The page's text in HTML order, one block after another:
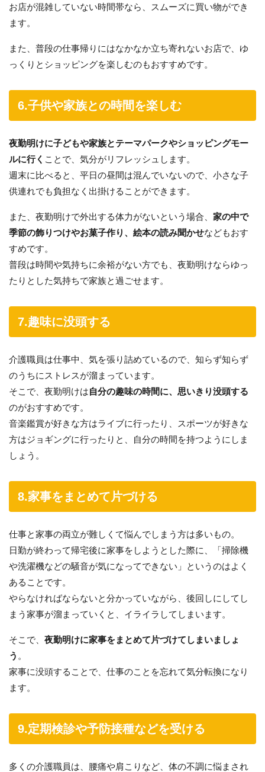
お店が混雑していない時間帯なら、スムーズに買い物ができ
ます。
また、普段の仕事帰りにはなかなか立ち寄れないお店で、ゆ
っくりとショッピングを楽しむのもおすすめです。
6.子供や家族との時間を楽しむ
夜勤明けに子どもや家族とテーマパークやショッピングモー
ルに行く ことで、気分がリフレッシュします。
週末に比べると、平日の昼間は混んでいないので、小さな子
供連れでも負担なく出掛けることができます。
また、夜勤明けで外出する体力がないという場合、 家の中で
季節の飾りつけやお菓子作り、絵本の読み聞かせなどもおす
すめです。
普段は時間や気持ちに余裕がない方でも、夜勤明けならゆっ
たりとした気持ちで家族と過ごせます。
7.趣味に没頭する
介護職員は仕事中、気を張り詰めているので、知らず知らず
のうちにストレスが溜まっています。
そこで、夜勤明けは自分の趣味の時間に、思いきり没頭する
のがおすすめです。
音楽鑑賞が好きな方はライブに行ったり、スポーツが好きな
方はジョギングに行ったりと、自分の時間を持つようにしま
しょう。
8.家事をまとめて片づける
仕事と家事の両立が難しくて悩んでしまう方は多いもの。
日勤が終わって帰宅後に家事をしようとした際に、「掃除機
や洗濯機などの騒音が気になってできない」というのはよく
あることです。
やらなければならないと分かっていながら、後回しにしてし
まう家事が溜まっていくと、イライラしてしまいます。
そこで、 夜勤明けに家事をまとめて片づけてしまいましょ
う 。
家事に没頭することで、仕事のことを忘れて気分転換になり
ます。
9.定期検診や予防接種などを受ける
多くの介護職員は、腰痛や肩こりなど、体の不調に悩まされ